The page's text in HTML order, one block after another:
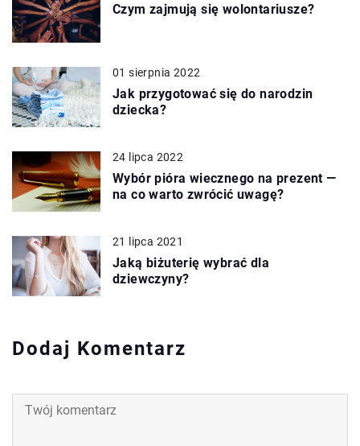
Czym zajmują się wolontariusze?
01 sierpnia 2022
Jak przygotować się do narodzin
dziecka?
24 lipca 2022
Wybór pióra wiecznego na prezent —
na co warto zwrócić uwagę?
21 lipca 2021
Jaką biżuterię wybrać dla
dziewczyny?
Dodaj Komentarz